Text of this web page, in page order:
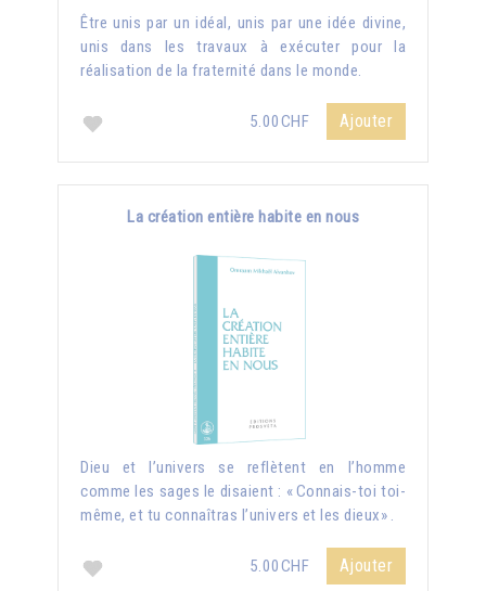
Être unis par un idéal, unis par une idée divine,
unis dans les travaux à exécuter pour la
réalisation de la fraternité dans le monde.
5.00CHF Ajouter
La création entière habite en nous
Dieu et l’univers se reflètent en l’homme
comme les sages le disaient : « Connais-toi toi-
même, et tu connaîtras l’univers et les dieux» .
5.00CHF Ajouter